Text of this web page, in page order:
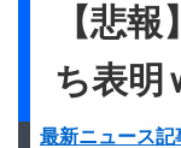
【悲
ち表明
最新ニュース記